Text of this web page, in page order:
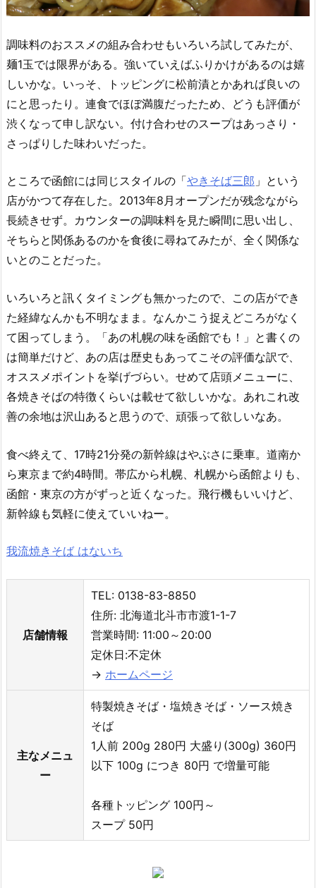
調味料のおススメの組み合わせもいろいろ試してみたが、
麺1玉では限界がある。強いていえばふりかけがあるのは嬉
しいかな。いっそ、トッピングに松前漬とかあれば良いの
にと思ったり。連食でほぼ満腹だったため、どうも評価が
渋くなって申し訳ない。付け合わせのスープはあっさり・
さっぱりした味わいだった。
ところで函館には同じスタイルの「やきそば三郎 」という
店がかつて存在した。2013年8月オープンだが残念ながら
長続きせず。カウンターの調味料を見た瞬間に思い出し、
そちらと関係あるのかを食後に尋ねてみたが、全く関係な
いとのことだった。
いろいろと訊くタイミングも無かったので、この店ができ
た経緯なんかも不明なまま。なんかこう捉えどころがなく
て困ってしまう。「あの札幌の味を函館でも！」と書くの
は簡単だけど、あの店は歴史もあってこその評価な訳で、
オススメポイントを挙げづらい。せめて店頭メニューに、
各焼きそばの特徴くらいは載せて欲しいかな。あれこれ改
善の余地は沢山あると思うので、頑張って欲しいなあ。
食べ終えて、17時21分発の新幹線はやぶさに乗車。道南か
ら東京まで約4時間。帯広から札幌、札幌から函館よりも、
函館・東京の方がずっと近くなった。飛行機もいいけど、
新幹線も気軽に使えていいねー。
我流焼きそば はないち
店舗情報
TEL: 0138-83-8850
住所: 北海道北斗市市渡1-1-7
営業時間: 11:00～20:00
定休日:不定休
→ ホームページ
主なメニュ
ー
特製焼きそば・塩焼きそば・ソース焼き
そば
1人前 200g 280円 大盛り(300g) 360円
以下 100g につき 80円 で増量可能
各種トッピング 100円～
スープ 50円